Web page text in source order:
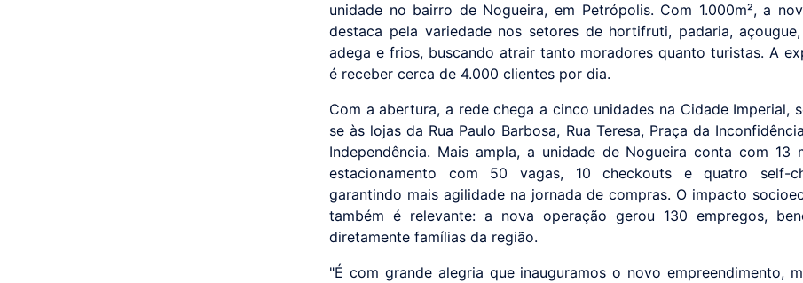
unidade no bairro de Nogueira, em Petrópolis. Com 1.000m², a
destaca pela variedade nos setores de hortifruti, padaria,
adega e frios, buscando atrair tanto moradores quanto turistas. A
é receber cerca de 4.000 clientes por dia.
Com a abertura, a rede chega a cinco unidades na Cidade Imperial,
se às lojas da Rua Paulo Barbosa, Rua Teresa, Praça da
Independência. Mais ampla, a unidade de Nogueira conta com 13
estacionamento com 50 vagas, 10 checkouts e quatro self-
garantindo mais agilidade na jornada de compras. O impacto
também é relevante: a nova operação gerou 130 empregos,
diretamente famílias da região.
"É com grande alegria que inauguramos o novo empreendimento,